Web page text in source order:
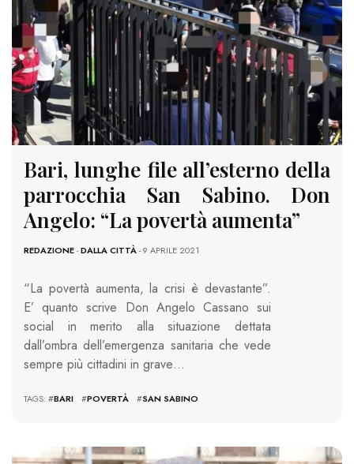
Bari, lunghe file all’esterno della
parrocchia San Sabino. Don
Angelo: “La povertà aumenta”
REDAZIONE-DALLA CITTÀ- 9 APRILE 2021
“La povertà aumenta, la crisi è devastante”.
E’ quanto scrive Don Angelo Cassano sui
social in merito alla situazione dettata
dall’ombra dell’emergenza sanitaria che vede
sempre più cittadini in grave…
TAGS: #BARI #POVERTÀ #SAN SABINO